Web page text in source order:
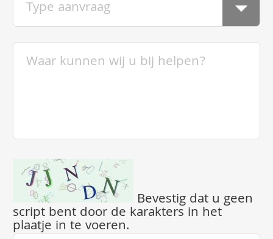
Bevestig dat u geen
script bent door de karakters in het
plaatje in te voeren.